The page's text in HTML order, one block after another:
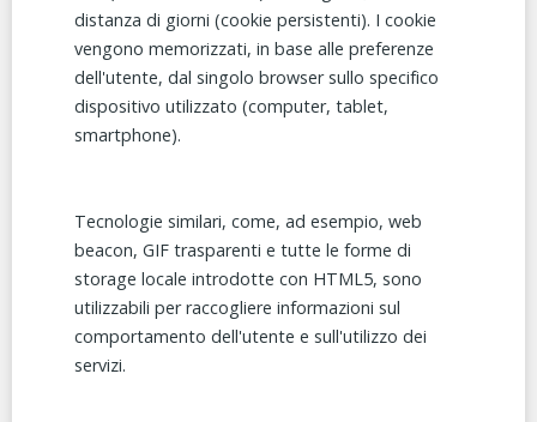
distanza di giorni (cookie persistenti). I cookie
vengono memorizzati, in base alle preferenze
dell'utente, dal singolo browser sullo specifico
dispositivo utilizzato (computer, tablet,
smartphone).
Tecnologie similari, come, ad esempio, web
beacon, GIF trasparenti e tutte le forme di
storage locale introdotte con HTML5, sono
utilizzabili per raccogliere informazioni sul
comportamento dell'utente e sull'utilizzo dei
servizi.